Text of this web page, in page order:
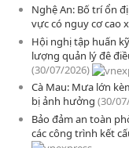
Nghệ An: Bố trí ổn
vực có nguy cơ cao
Hội nghị tập huấn
lượng quản lý đê
(30/07/2026)
Cà Mau: Mưa lớn
bị ảnh hưởng (30/
Bảo đảm an toàn
các công trình kết